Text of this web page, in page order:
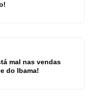
mal nas vendas
do Ibama!